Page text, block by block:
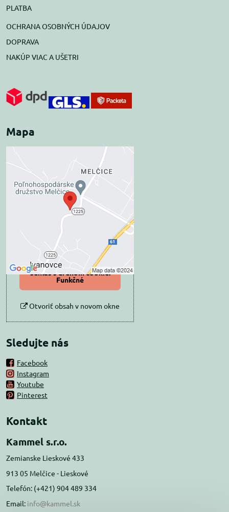
PLATBA
OCHRANA OSOBNÝCH ÚDAJOV
DOPRAVA
NAKÚP VIAC A UŠETRI
Mapa
Externý obsah je
blokovaný Voľbami
súkromia
Prajete si načítať externý obsah?
Povoliť tentokrát
Povoliť a zapamätať -
súhlas s druhom cookie:
Funkčné
Otvoriť obsah v novom okne
Sledujte nás
Facebook
Instagram
Youtube
Pinterest
Kontakt
Kammel s.r.o.
Zemianske Lieskové 433
913 05 Melčice - Lieskové
Telefón: (+421) 904 489 334
Email: info@kammel.sk